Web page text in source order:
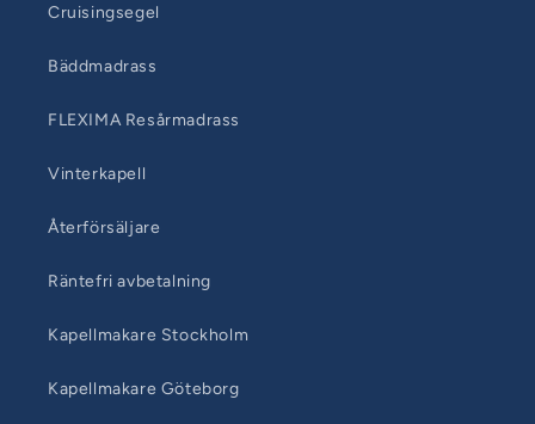
Cruisingsegel
Bäddmadrass
FLEXIMA Resårmadrass
Vinterkapell
Återförsäljare
Räntefri avbetalning
Kapellmakare Stockholm
Kapellmakare Göteborg